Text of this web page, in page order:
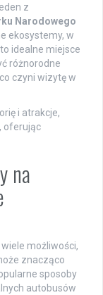
z
Narodowego
ekosystemy, w
idealne miejsce
różnorodne
czyni wizytę w
i atrakcje,
oferując
na
możliwości,
znacząco
sposoby
autobusów